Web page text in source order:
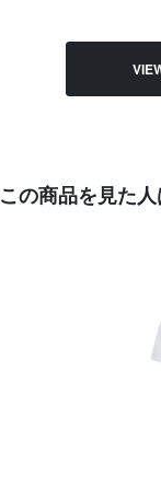
この商品を見た人